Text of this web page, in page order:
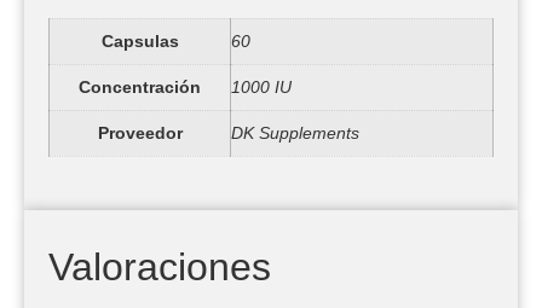
Capsulas 60
Concentración 1000 IU
Proveedor DK Supplements
Valoraciones